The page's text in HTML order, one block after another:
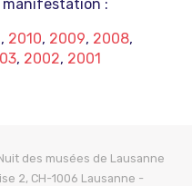
manifestation :
, 2010, 2009, 2008,
, 2002, 2001
des musées de Lausanne
2, CH-1006 Lausanne -